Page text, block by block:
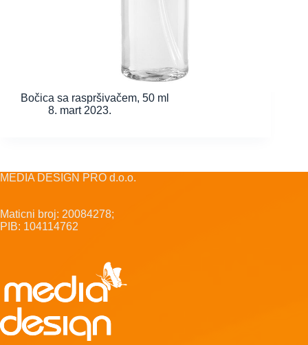
Bočica sa raspršivačem, 50 ml
8. mart 2023.
MEDIA DESIGN PRO d.o.o.
Maticni broj: 20084278;
PIB: 104114762